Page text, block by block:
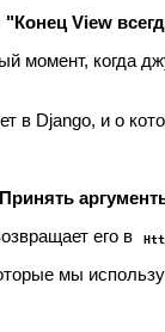
"Конец View
момент, когда
в Django, и о
его в
мы